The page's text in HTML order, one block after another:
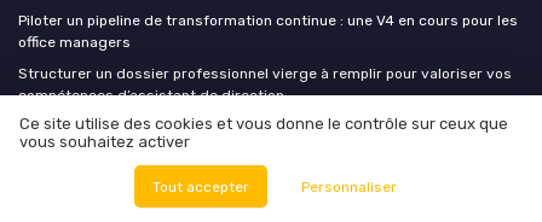
Piloter un pipeline de transformation continue : une V4 en cours pour les
office managers
Structurer un dossier professionnel vierge à remplir pour valoriser vos
compétences d’assistant de direction
Cartographier les outils IA de votre entreprise avant le 2 août : le guide
pratique pour les fonctions support
BOME School
Ce site utilise des cookies et vous donne le contrôle sur ceux que
vous souhaitez activer
Tout accepter Personnaliser